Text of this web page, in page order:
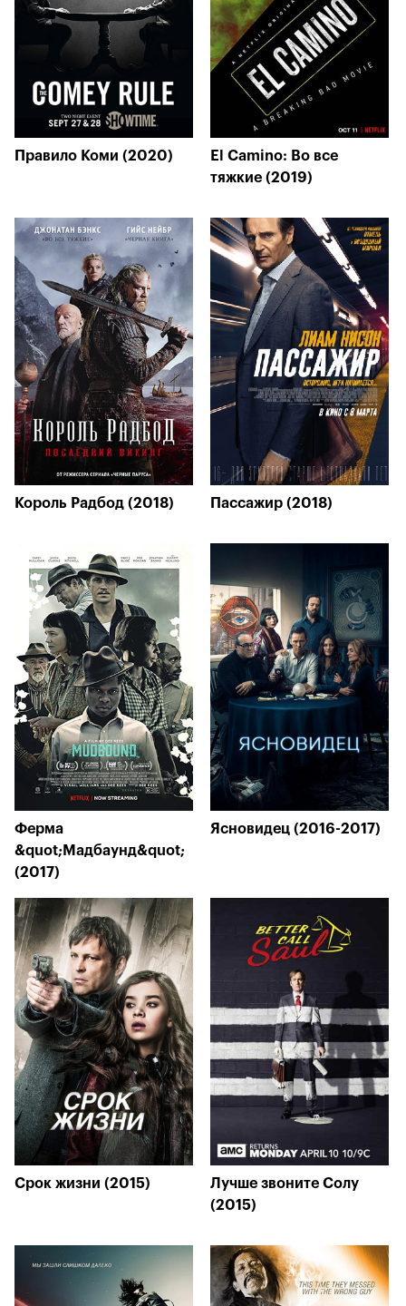
Правило Коми (2020)
El Camino: Во все
тяжкие (2019)
Король Радбод (2018) Пассажир (2018)
Ферма
&quot;Мадбаунд&quot;
(2017)
Ясновидец (2016-2017)
Срок жизни (2015)
Лучше звоните Солу
(2015)